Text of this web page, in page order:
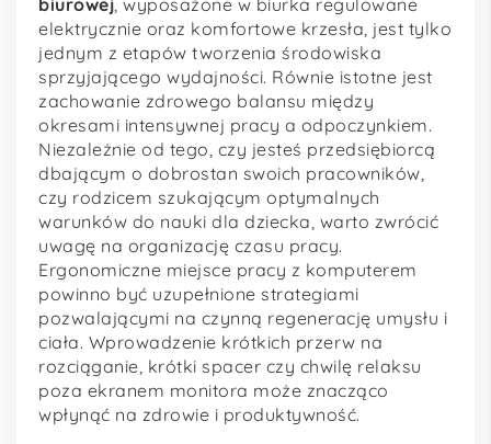
biurowej, wyposażone w biurka regulowane
elektrycznie oraz komfortowe krzesła, jest tylko
jednym z etapów tworzenia środowiska
sprzyjającego wydajności. Równie istotne jest
zachowanie zdrowego balansu między
okresami intensywnej pracy a odpoczynkiem.
Niezależnie od tego, czy jesteś przedsiębiorcą
dbającym o dobrostan swoich pracowników,
czy rodzicem szukającym optymalnych
warunków do nauki dla dziecka, warto zwrócić
uwagę na organizację czasu pracy.
Ergonomiczne miejsce pracy z komputerem
powinno być uzupełnione strategiami
pozwalającymi na czynną regenerację umysłu i
ciała. Wprowadzenie krótkich przerw na
rozciąganie, krótki spacer czy chwilę relaksu
poza ekranem monitora może znacząco
wpłynąć na zdrowie i produktywność.